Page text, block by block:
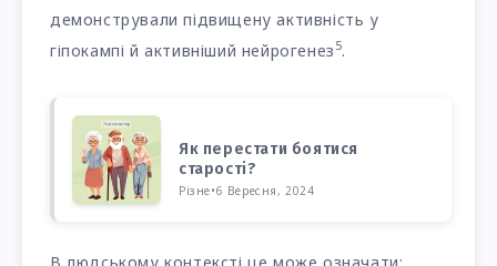
демонстрували підвищену активність у
гіпокампі й активніший нейрогенез 5.
Як перестати боятися
старості?
Різне•6 Вересня, 2024
В людському контексті це може означати: